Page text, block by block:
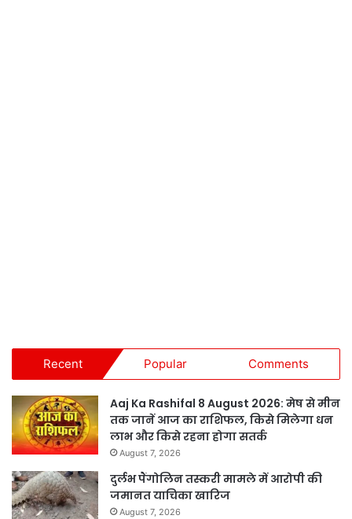
Recent Popular Comments
Aaj Ka Rashifal 8 August 2026: मेष से मीन
तक जानें आज का राशिफल, किसे मिलेगा धन
लाभ और किसे रहना होगा सतर्क
August 7, 2026
दुर्लभ पैंगोलिन तस्करी मामले में आरोपी की
जमानत याचिका खारिज
August 7, 2026